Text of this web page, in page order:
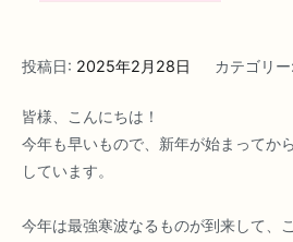
投稿日: 2025年2月28日 カテゴリー:
皆様、こんにちは！
今年も早いもので、新年が始まってか
しています。
今年は最強寒波なるものが到来して、